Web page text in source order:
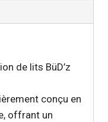
de lits BüD’z
conçu en
offrant un